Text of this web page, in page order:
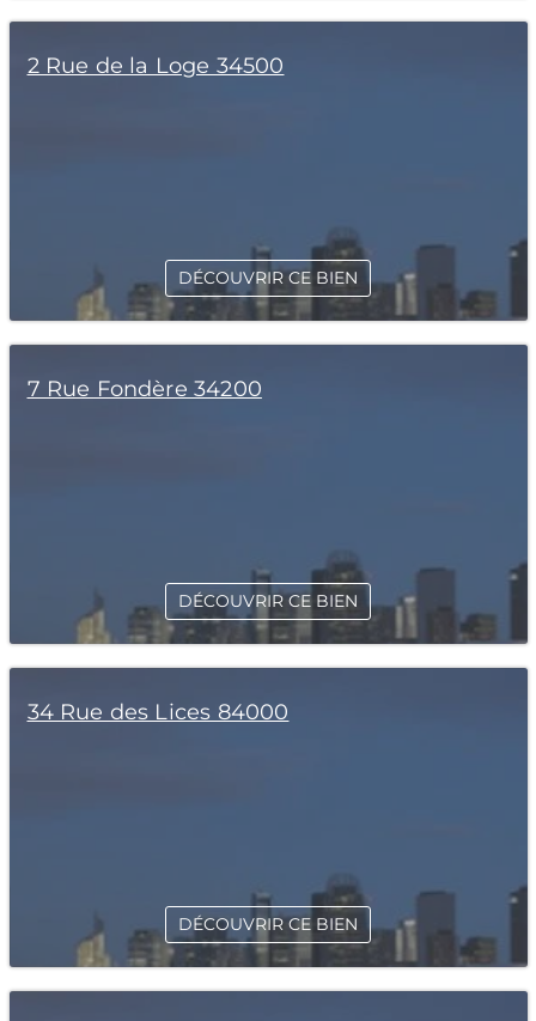
2 Rue de la Loge 34500
DÉCOUVRIR CE BIEN
7 Rue Fondère 34200
DÉCOUVRIR CE BIEN
34 Rue des Lices 84000
DÉCOUVRIR CE BIEN